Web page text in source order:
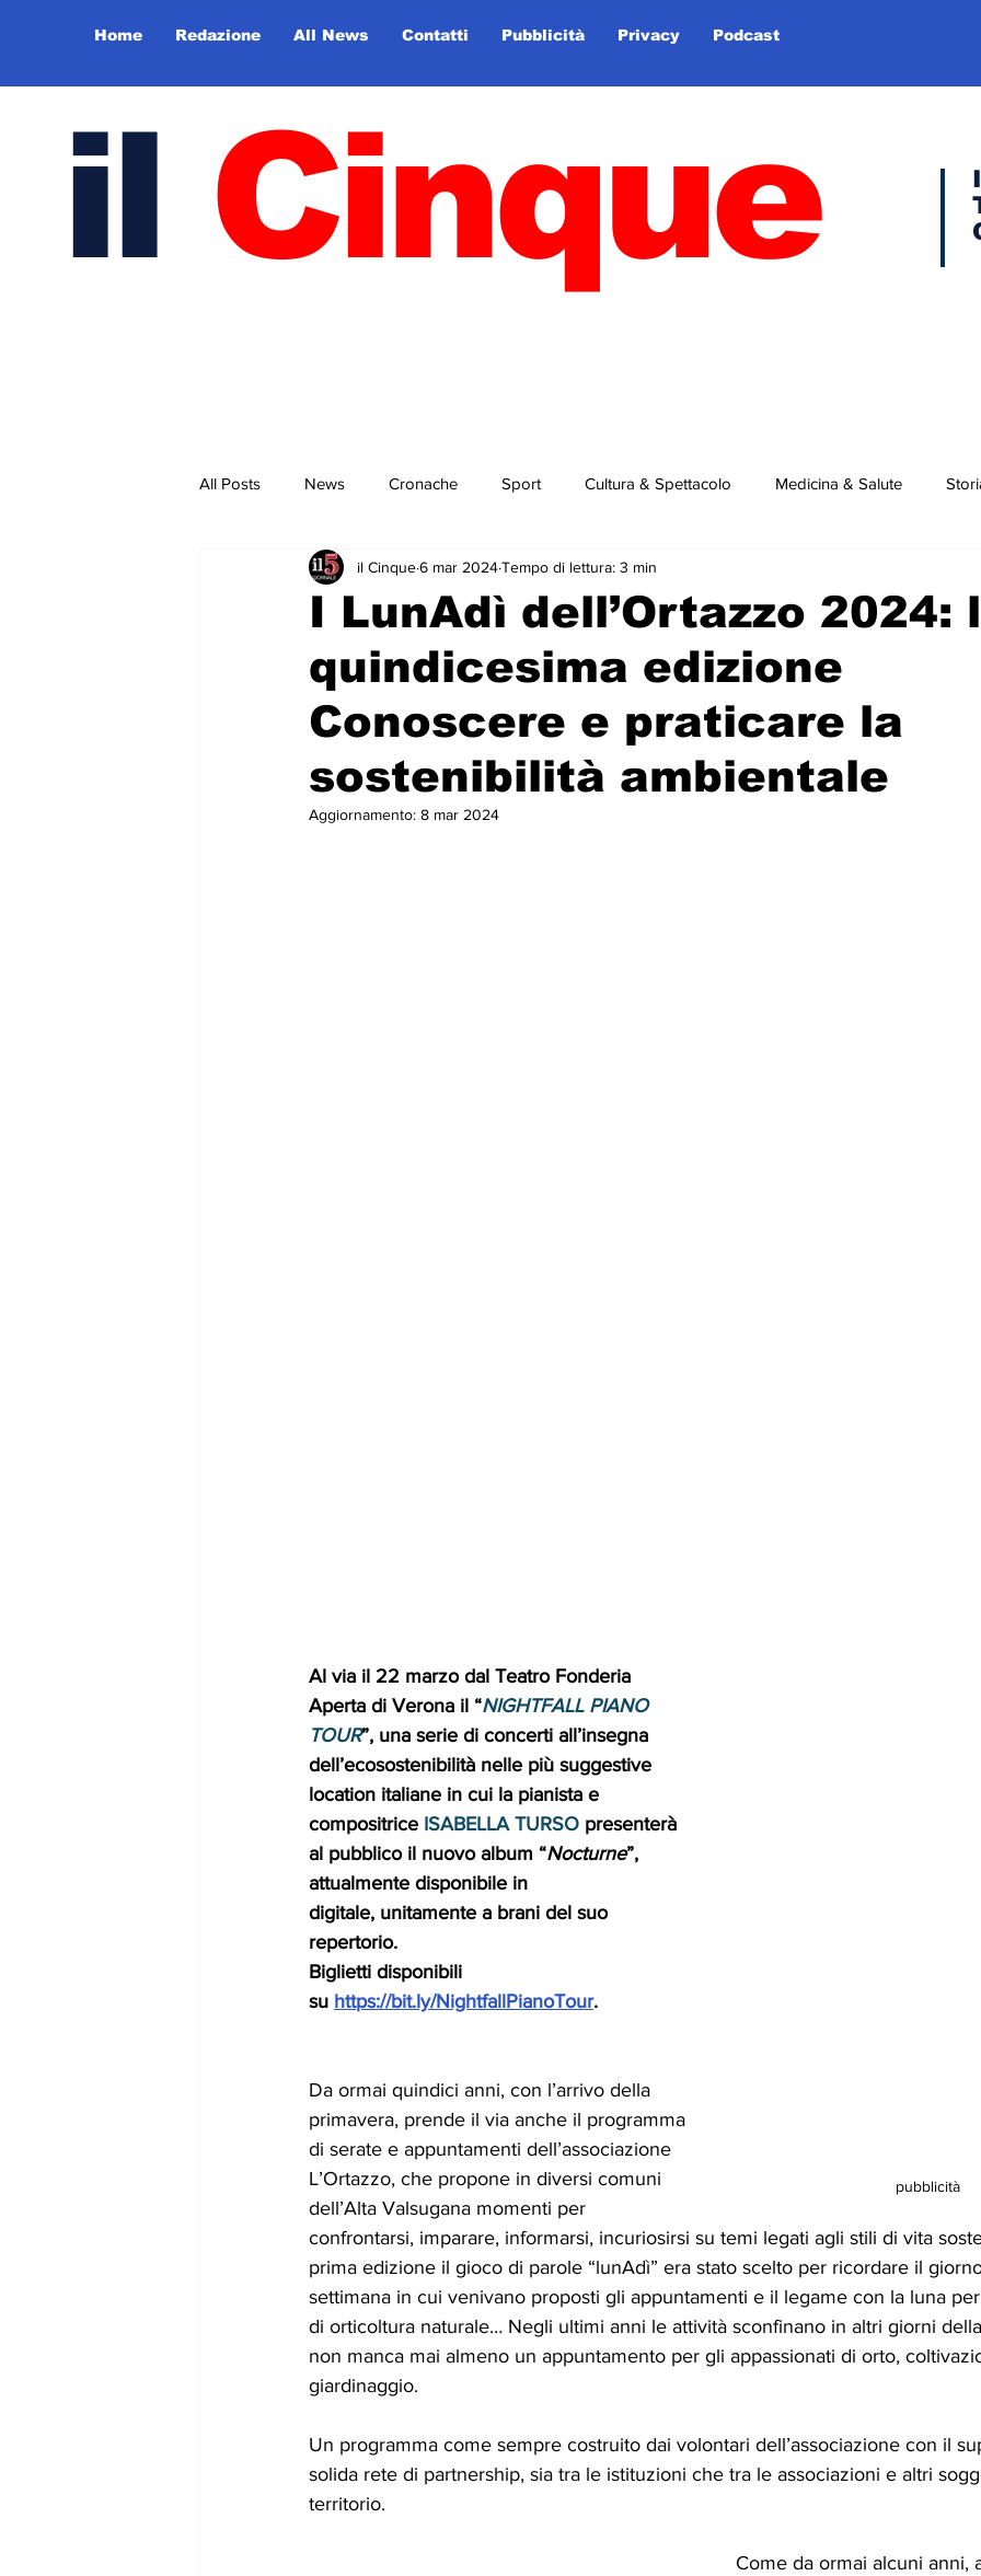
Home Redazione All News Contatti Pubblicità Privacy Podcast
il Cinque
All Posts News Cronache Sport Cultura & Spettacolo Medicina & Salute
Rubriche & Curiosità Sport in primo piano
I LunAdì dell’Ortazzo 2024:
quindicesima edizione
Conoscere e praticare la
sostenibilità ambientale
il Cinque6 mar 2024Tempo di lettura: 3 min
Aggiornamento: 8 mar 2024
pubblicità
Al via il 22 marzo dal Teatro Fonderia
Aperta di Verona il “NIGHTFALL PIANO
TOUR”, una serie di concerti all’insegna
dell’ecosostenibilità nelle più suggestive
location italiane in cui la pianista e
compositrice ISABELLA TURSO presenterà
al pubblico il nuovo album “Nocturne”,
attualmente disponibile in
digitale, unitamente a brani del suo
repertorio.
Biglietti disponibili
su https://bit.ly/NightfallPianoTour.
Da ormai quindici anni, con l’arrivo della
primavera, prende il via anche il programma
di serate e appuntamenti dell’associazione
L’Ortazzo, che propone in diversi comuni
dell’Alta Valsugana momenti per
confrontarsi, imparare, informarsi, incuriosirsi su temi legati agli stili di vita
prima edizione il gioco di parole “lunAdì” era stato scelto per ricordare il
settimana in cui venivano proposti gli appuntamenti e il legame con la luna
di orticoltura naturale… Negli ultimi anni le attività sconfinano in altri giorni
non manca mai almeno un appuntamento per gli appassionati di orto,
giardinaggio.
Un programma come sempre costruito dai volontari dell’associazione con il
solida rete di partnership, sia tra le istituzioni che tra le associazioni e altri
territorio.
Come da ormai alcuni anni,